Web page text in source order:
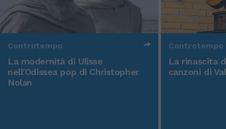
Controtempo
La modernità di Ulisse
nell'Odissea pop di Christopher
Nolan
Controtempo
La rinascita
canzoni di